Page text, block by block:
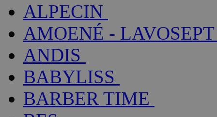
ALPECIN
AMOENÉ - LAVOSEPT
ANDIS
BABYLISS
BARBER TIME